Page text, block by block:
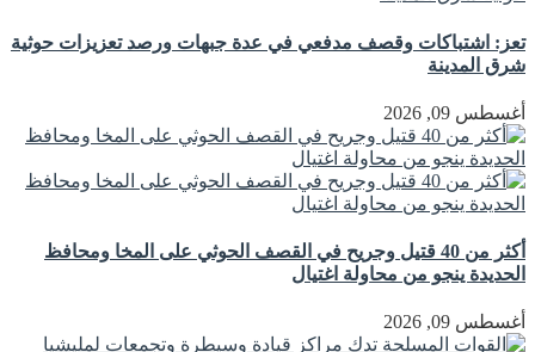
تعز: اشتباكات وقصف مدفعي في عدة جبهات ورصد تعزيزات حوثية
شرق المدينة
أغسطس 09, 2026
أكثر من 40 قتيل وجريح في القصف الحوثي على المخا ومحافظ
الحديدة ينجو من محاولة اغتيال
أغسطس 09, 2026